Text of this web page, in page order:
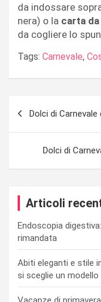
da indossare
nera) o la carta
da cogliere lo
Tags: Carnevale,
Dolci di
Dolci di
Articoli
Endoscopia
rimandata
Abiti eleganti e stile
si sceglie un modello